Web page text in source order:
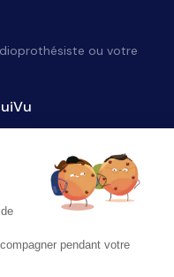
ou votre
sommes-nous ?
contacter
professionnel
pendant votre